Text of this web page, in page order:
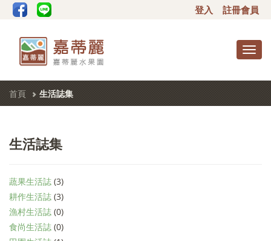
登入 註冊會員
首頁 生活誌集
生活誌集
蔬果生活誌 (3)
耕作生活誌 (3)
漁村生活誌 (0)
食尚生活誌 (0)